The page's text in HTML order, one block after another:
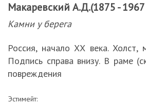
Макаревский А.Д.(1875 - 1967
Камни у берега
Россия, начало ХХ века.
Подпись справа внизу. В раме
повреждения
Эстимейт: